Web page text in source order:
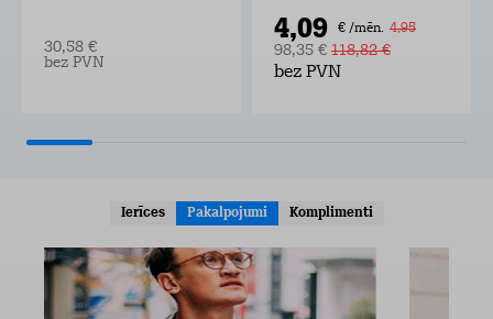
30,58 €
bez PVN
4,09 € /mēn. 4,95
98,35 € 118,82 €
bez PVN
Ierīces Pakalpojumi Komplimenti